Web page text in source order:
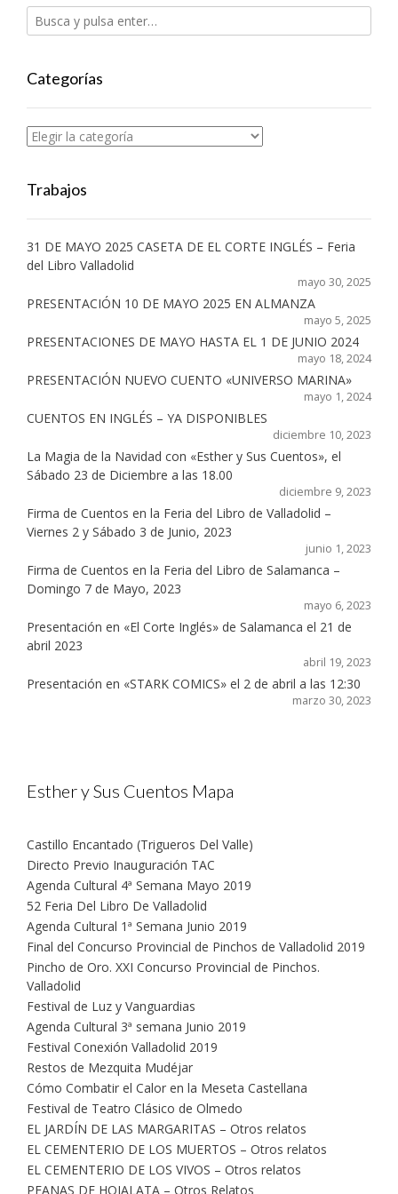
Categorías
Categorías
Trabajos
31 DE MAYO 2025 CASETA DE EL CORTE INGLÉS – Feria
del Libro Valladolid
mayo 30, 2025
PRESENTACIÓN 10 DE MAYO 2025 EN ALMANZA
mayo 5, 2025
PRESENTACIONES DE MAYO HASTA EL 1 DE JUNIO 2024
mayo 18, 2024
PRESENTACIÓN NUEVO CUENTO «UNIVERSO MARINA»
mayo 1, 2024
CUENTOS EN INGLÉS – YA DISPONIBLES
diciembre 10, 2023
La Magia de la Navidad con «Esther y Sus Cuentos», el
Sábado 23 de Diciembre a las 18.00
diciembre 9, 2023
Firma de Cuentos en la Feria del Libro de Valladolid –
Viernes 2 y Sábado 3 de Junio, 2023
junio 1, 2023
Firma de Cuentos en la Feria del Libro de Salamanca –
Domingo 7 de Mayo, 2023
mayo 6, 2023
Presentación en «El Corte Inglés» de Salamanca el 21 de
abril 2023
abril 19, 2023
Presentación en «STARK COMICS» el 2 de abril a las 12:30
marzo 30, 2023
Esther y Sus Cuentos Mapa
Castillo Encantado (Trigueros Del Valle)
Directo Previo Inauguración TAC
Agenda Cultural 4ª Semana Mayo 2019
52 Feria Del Libro De Valladolid
Agenda Cultural 1ª Semana Junio 2019
Final del Concurso Provincial de Pinchos de Valladolid 2019
Pincho de Oro. XXI Concurso Provincial de Pinchos.
Valladolid
Festival de Luz y Vanguardias
Agenda Cultural 3ª semana Junio 2019
Festival Conexión Valladolid 2019
Restos de Mezquita Mudéjar
Cómo Combatir el Calor en la Meseta Castellana
Festival de Teatro Clásico de Olmedo
EL JARDÍN DE LAS MARGARITAS – Otros relatos
EL CEMENTERIO DE LOS MUERTOS – Otros relatos
EL CEMENTERIO DE LOS VIVOS – Otros relatos
PEANAS DE HOJALATA – Otros Relatos